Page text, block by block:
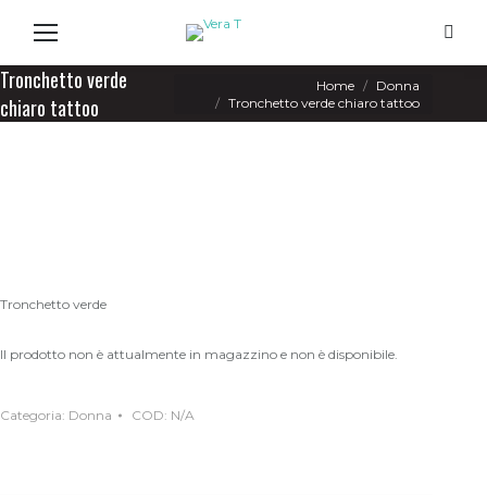
Search:
Tronchetto verde
chiaro tattoo
Home
Donna
Tronchetto verde chiaro tattoo
Tronchetto verde
Il prodotto non è attualmente in magazzino e non è disponibile.
Categoria: Donna COD: N/A